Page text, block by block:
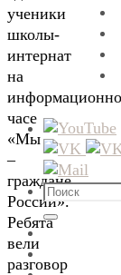
ученики
школы-
интернат
на
часе
«Мы
–
граждане
России».
Ребята
вели
разговор
Что
искать:
Поиск